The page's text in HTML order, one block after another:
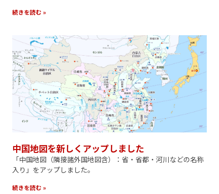
続きを読む »
中国地図を新しくアップしました
「中国地図（隣接諸外国地図含）：省・省都・河川などの名称
入り」をアップしました。
続きを読む »